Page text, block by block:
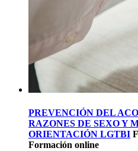
PREVENCIÓN DEL
RAZONES DE SEXO Y
ORIENTACIÓN LGTBI
Formación online